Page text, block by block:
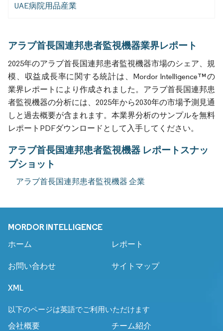
UAE病院用品産業
アラブ首長国連邦患者監視機器業界レポート
2025年のアラブ首長国連邦患者監視機器市場のシェア、規
模、収益成長率に関する統計は、Mordor Intelligence™の
業界レポートにより作成されました。アラブ首長国連邦患
者監視機器の分析には、2025年から2030年の市場予測見通
しと過去概要が含まれます。本業界分析のサンプルを無料
レポートPDFダウンロードとして入手してください。
アラブ首長国連邦患者監視機器 レポートスナッ
プショット
アラブ首長国連邦患者監視機器 企業
MORDOR INTELLIGENCE
ホーム レポート
お問い合わせ サイトマップ
XML
以下のページは英語でご利用いただけます
会社概要
チーム紹介